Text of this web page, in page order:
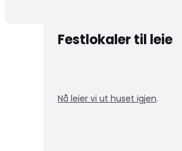
Festlokaler til leie
Nå leier vi ut huset igjen.